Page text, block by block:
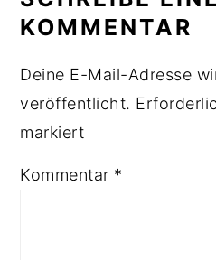
KOMMENTAR
Deine E-Mail-Adresse
veröffentlicht.
markiert
Kommentar *